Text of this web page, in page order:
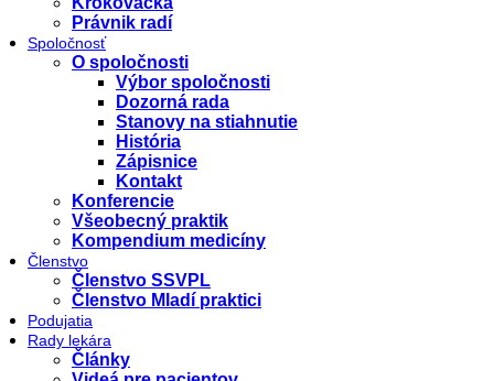
Právnik radí
Spoločnosť
O spoločnosti
Výbor spoločnosti
Dozorná rada
Stanovy na stiahnutie
História
Zápisnice
Kontakt
Konferencie
Všeobecný praktik
Kompendium medicíny
Členstvo
Členstvo SSVPL
Členstvo Mladí praktici
Podujatia
Rady lekára
Články